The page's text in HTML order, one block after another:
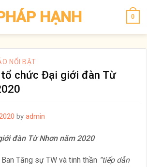
HẠNH 0
NỔI BẬT
chức Đại giới đàn Từ
by admin
đàn Từ Nhơn năm 2020
Tăng sự TW và tinh thần “tiếp dẫn